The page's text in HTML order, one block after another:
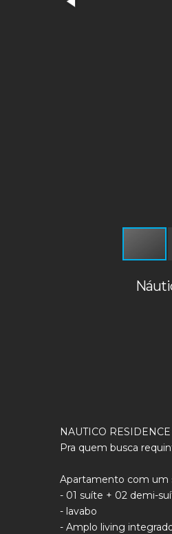
NAUTICO RESIDENCE
Pra quem busca
Apartamento com um
- 01 suíte + 02 demi-
- lavabo
- Amplo living